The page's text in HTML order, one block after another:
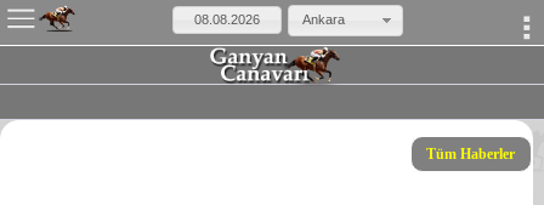
Ankara
Tüm Haberler
×